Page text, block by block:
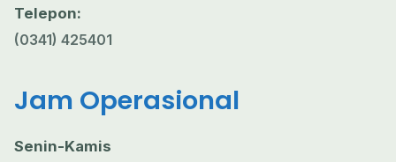
Telepon:
(0341) 425401
Jam Operasional
Senin-Kamis